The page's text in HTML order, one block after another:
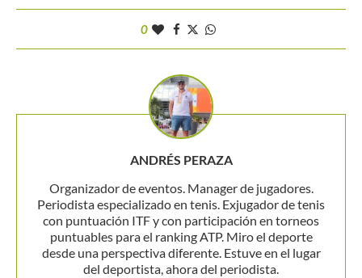
0
ANDRÉS PERAZA
Organizador de eventos. Manager de jugadores.
Periodista especializado en tenis. Exjugador de tenis
con puntuación ITF y con participación en torneos
puntuables para el ranking ATP. Miro el deporte
desde una perspectiva diferente. Estuve en el lugar
del deportista, ahora del periodista.